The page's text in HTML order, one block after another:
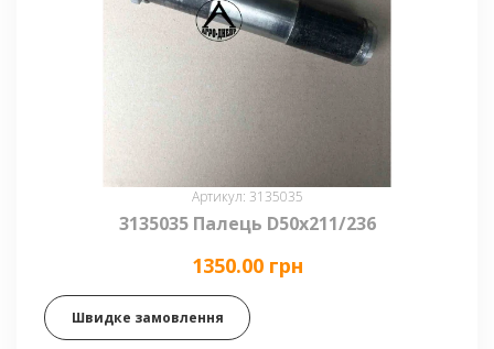
Артикул: 3135035
3135035 Палець D50x211/236
1350.00 грн
Швидке замовлення